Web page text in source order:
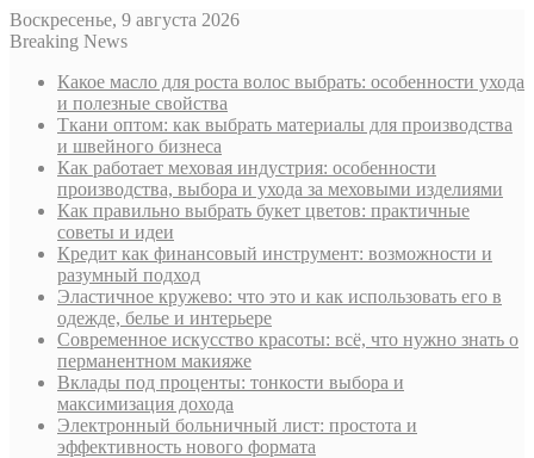
Воскресенье, 9 августа 2026
Breaking News
Какое масло для роста волос выбрать: особенности ухода
и полезные свойства
Ткани оптом: как выбрать материалы для производства
и швейного бизнеса
Как работает меховая индустрия: особенности
производства, выбора и ухода за меховыми изделиями
Как правильно выбрать букет цветов: практичные
советы и идеи
Кредит как финансовый инструмент: возможности и
разумный подход
Эластичное кружево: что это и как использовать его в
одежде, белье и интерьере
Современное искусство красоты: всё, что нужно знать о
перманентном макияже
Вклады под проценты: тонкости выбора и
максимизация дохода
Электронный больничный лист: простота и
эффективность нового формата